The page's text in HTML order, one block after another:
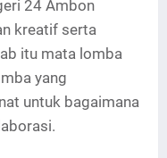
24 Ambon
kreatif serta
itu mata lomba
yang
untuk bagaimana